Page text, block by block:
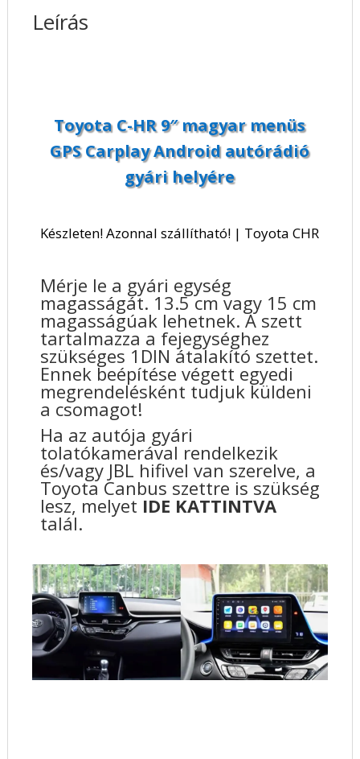
Leírás
Toyota C-HR 9″ magyar menüs
GPS Carplay Android autórádió
gyári helyére
Készleten! Azonnal szállítható! | Toyota CHR
Mérje le a gyári egység
magasságát. 13.5 cm vagy 15 cm
magasságúak lehetnek. A szett
tartalmazza a fejegységhez
szükséges 1DIN átalakító szettet.
Ennek beépítése végett egyedi
megrendelésként tudjuk küldeni
a csomagot!
Ha az autója gyári
tolatókamerával rendelkezik
és/vagy JBL hifivel van szerelve, a
Toyota Canbus szettre is szükség
lesz, melyet IDE KATTINTVA
talál.